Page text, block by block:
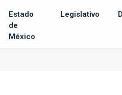
Estado
de
México
Legislativo